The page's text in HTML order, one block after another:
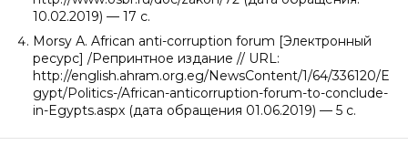
10.02.2019) — 17 с.
Morsy А. African anti-corruption forum [Электронный
ресурс] /Репринтное издание // URL:
http://english.ahram.org.eg/NewsContent/1/64/336120/E
gypt/Politics-/African-anticorruption-forum-to-conclude-
in-Egypts.aspx (дата обращения 01.06.2019) — 5 с.